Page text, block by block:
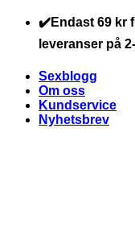
Skip
content
✔️Endast 69 kr
leveranser på
Sexblogg
Om oss
Kundservice
Nyhetsbrev